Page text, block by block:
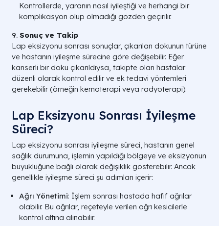
Kontrollerde, yaranın nasıl iyileştiği ve herhangi bir
komplikasyon olup olmadığı gözden geçirilir.
9. Sonuç ve Takip
Lap eksizyonu sonrası sonuçlar, çıkarılan dokunun türüne
ve hastanın iyileşme sürecine göre değişebilir. Eğer
kanserli bir doku çıkarıldıysa, takipte olan hastalar
düzenli olarak kontrol edilir ve ek tedavi yöntemleri
gerekebilir (örneğin kemoterapi veya radyoterapi).
Lap Eksizyonu Sonrası İyileşme
Süreci?
Lap eksizyonu sonrası iyileşme süreci, hastanın genel
sağlık durumuna, işlemin yapıldığı bölgeye ve eksizyonun
büyüklüğüne bağlı olarak değişiklik gösterebilir. Ancak
genellikle iyileşme süreci şu adımları içerir:
Ağrı Yönetimi: İşlem sonrası hastada hafif ağrılar
olabilir. Bu ağrılar, reçeteyle verilen ağrı kesicilerle
kontrol altına alınabilir.